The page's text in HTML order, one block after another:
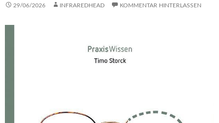
29/06/2026 INFRAREDHEAD KOMMENTAR HINTERLASSEN